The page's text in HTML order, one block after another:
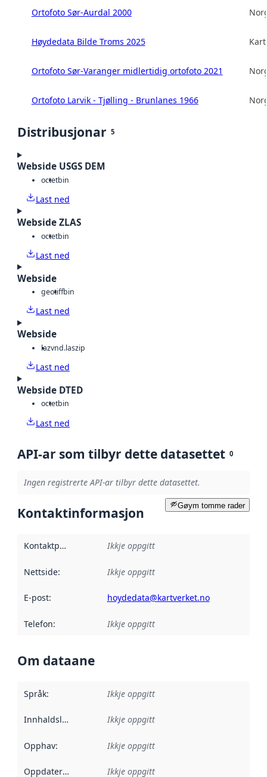
Ortofoto Sør-Aurdal 2000
Høydedata Bilde Troms 2025
Ortofoto Sør-Varanger midlertidig ortofoto 2021
Ortofoto Larvik - Tjølling - Brunlanes 1966
Distribusjonar 5
Webside USGS DEM
octetbin
Last ned
Webside ZLAS
octetbin
Last ned
Webside
geotiffbin
Last ned
Webside
lazvnd.laszip
Last ned
Webside DTED
octetbin
Last ned
API-ar som tilbyr dette datasettet 0
Ingen registrerte API-ar tilbyr dette datasettet.
Gøym tomme rader
Kontaktinformasjon
Kontaktpunkt Ikkje oppgitt
Nettside: Ikkje oppgitt
E-post: hoydedata@kartverket.no
Telefon: Ikkje oppgitt
Om dataane
Språk: Ikkje oppgitt
Innhaldsleverandørar :
Ikkje oppgitt
Opphav: Ikkje oppgitt
Oppdateringsfrekvens :
Ikkje oppgitt